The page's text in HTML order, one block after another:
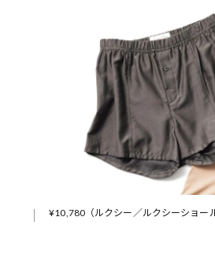
¥10,780（ルクシー／ルクシーショー